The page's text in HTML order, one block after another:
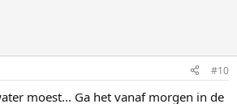
#10
moest... Ga het vanaf morgen in de